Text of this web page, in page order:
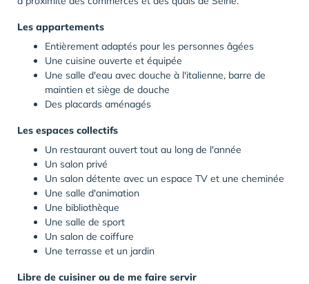
Les appartements
Entièrement adaptés pour les personnes âgées
Une cuisine ouverte et équipée
Une salle d'eau avec douche à l'italienne, barre de
maintien et siège de douche
Des placards aménagés
Les espaces collectifs
Un restaurant ouvert tout au long de l'année
Un salon privé
Un salon détente avec un espace TV et une cheminée
Une salle d'animation
Une bibliothèque
Une salle de sport
Un salon de coiffure
Une terrasse et un jardin
Libre de cuisiner ou de me faire servir